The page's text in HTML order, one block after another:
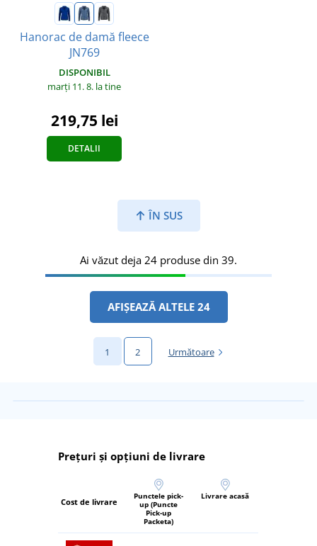
Hanorac de damă fleece
JN769
DISPONIBIL
marți 11. 8. la tine
219,75 lei
DETALII
ÎN SUS
Ai văzut deja 24 produse din 39.
AFIȘEAZĂ ALTELE 24
1 2 Următoare
Prețuri și opțiuni de livrare
Cost de livrare
Punctele pick-
up (Puncte
Pick-up
Packeta)
Livrare acasă